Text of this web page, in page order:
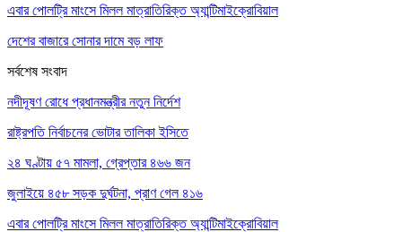
এবার পোলট্রি মাংসে মিলল মাত্রাতিরিক্ত অ্যান্টিমাইক্রোবিয়াল
দেশের বাজারে সোনার দামে বড় লাফ
সর্বশেষ সংবাদ
নদীদূষণ রোধে প্রধানমন্ত্রীর নতুন নির্দেশ
রাষ্ট্রপতি নির্বাচনের ভোটার তালিকা ইসিতে
২৪ ঘণ্টায় ৫৭ মামলা, গ্রেপ্তার ৪৬৬ জন
জুলাইয়ে ৪৫৮ সড়ক দুর্ঘটনা, প্রাণ গেল ৪১৬
এবার পোলট্রি মাংসে মিলল মাত্রাতিরিক্ত অ্যান্টিমাইক্রোবিয়াল